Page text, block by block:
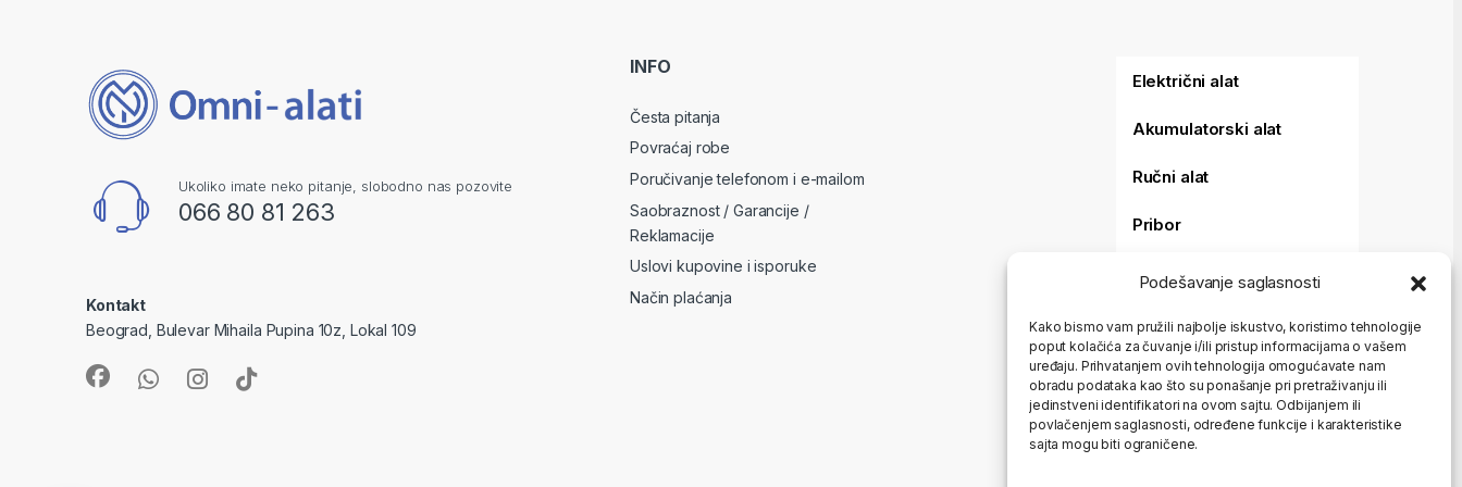
Podešavanje saglasnosti
Kako bismo vam pružili najbolje iskustvo, koristimo tehnologije
poput kolačića za čuvanje i/ili pristup informacijama o vašem
uređaju. Prihvatanjem ovih tehnologija omogućavate nam
obradu podataka kao što su ponašanje pri pretraživanju ili
jedinstveni identifikatori na ovom sajtu. Odbijanjem ili
povlačenjem saglasnosti, određene funkcije i karakteristike
sajta mogu biti ograničene.
Ukoliko imate neko pitanje, slobodno nas pozovite
066 80 81 263
Kontakt
Beograd, Bulevar Mihaila Pupina 10z, Lokal 109
INFO
Česta pitanja
Povraćaj robe
Poručivanje telefonom i e-mailom
Saobraznost / Garancije /
Reklamacije
Uslovi kupovine i isporuke
Način plaćanja
Električni alat
Akumulatorski alat
Ručni alat
Pribor
Merni alat
Baštenski alat
Aparati za varenje i
sečenje
Koferi i torbe